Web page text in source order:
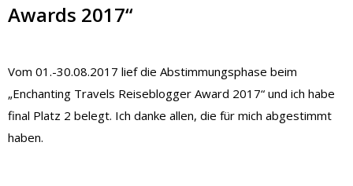
Awards 2017“
Vom 01.-30.08.2017 lief die Abstimmungsphase beim
„Enchanting Travels Reiseblogger Award 2017“ und ich habe
final Platz 2 belegt. Ich danke allen, die für mich abgestimmt
haben.